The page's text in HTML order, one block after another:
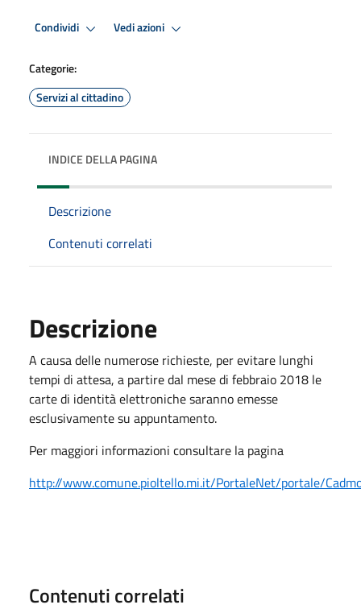
Condividi Vedi azioni
Categorie:
Servizi al cittadino
INDICE DELLA PAGINA
Descrizione
Contenuti correlati
Descrizione
A causa delle numerose richieste, per evitare lunghi
tempi di attesa, a partire dal mese di febbraio 2018 le
carte di identità elettroniche saranno emesse
esclusivamente su appuntamento.
Per maggiori informazioni consultare la pagina
http://www.comune.pioltello.mi.it/PortaleNet/portale/
Contenuti correlati